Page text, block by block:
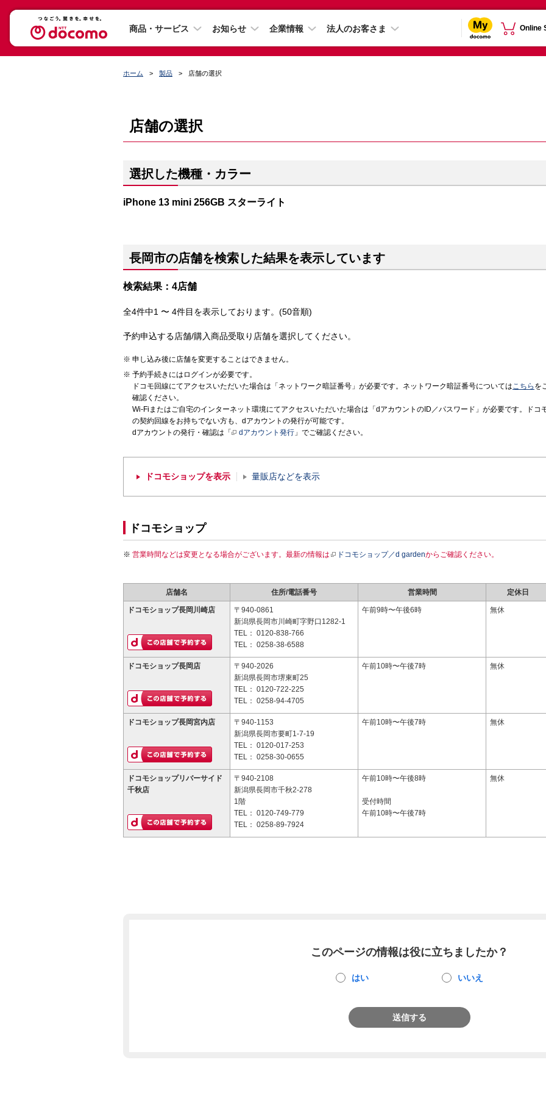
商品・サービス お知らせ 企業情報 法人のお客さま Online
ホーム 製品 店舗の選択
店舗の選択
選択した機種・カラー
iPhone 13 mini 256GB スターライト
長岡市の店舗を検索した結果を表示しています
検索結果：4店舗
全4件中1 〜 4件目を表示しております。(50音順)
予約申込する店舗/購入商品受取り店舗を選択してください。
申し込み後に店舗を変更することはできません。
予約手続きにはログインが必要です。
ドコモ回線にてアクセスいただいた場合は「ネットワーク暗証番号」が必要です。ネットワーク暗証番号についてはこちら を
確認ください。
Wi-Fiまたはご自宅のインターネット環境にてアクセスいただいた場合は「dアカウントのID／パスワード」が必要です。ドコ
の契約回線をお持ちでない方も、dアカウントの発行が可能です。
dアカウントの発行・確認は「
dアカウント発行 」でご確認ください。
ドコモショップを表示 量販店などを表示
ドコモショップ
営業時間などは変更となる場合がございます。最新の情報は ドコモショップ／d gardenからご確認ください。
店舗名 住所/電話番号 営業時間 定休日
ドコモショップ長岡川崎店
〒940-0861
新潟県長岡市川崎町字野口1282-1
TEL： 0120-838-766
TEL： 0258-38-6588
午前9時〜午後6時 無休
ドコモショップ長岡店
〒940-2026
新潟県長岡市堺東町25
TEL： 0120-722-225
TEL： 0258-94-4705
午前10時〜午後7時 無休
ドコモショップ長岡宮内店
〒940-1153
新潟県長岡市要町1-7-19
TEL： 0120-017-253
TEL： 0258-30-0655
午前10時〜午後7時 無休
ドコモショップリバーサイド
千秋店
〒940-2108
新潟県長岡市千秋2-278
1階
TEL： 0120-749-779
TEL： 0258-89-7924
午前10時〜午後8時
受付時間
午前10時〜午後7時
無休
このページの情報は役に立ちましたか？
はい いいえ
送信する